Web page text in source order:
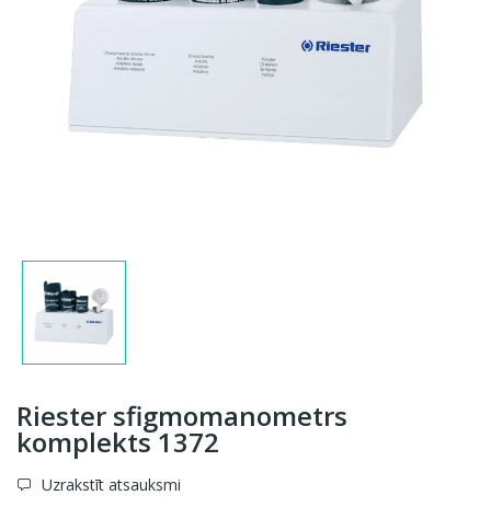
Riester sfigmomanometrs
komplekts 1372
Uzrakstīt atsauksmi